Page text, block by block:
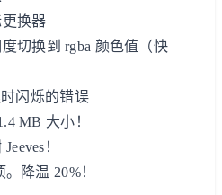
换器
切换到 rgba 颜色值（快
闪烁的错误
MB 大小！
！
降温 20%！